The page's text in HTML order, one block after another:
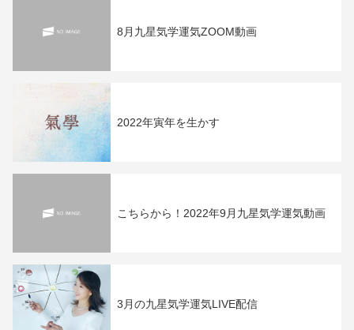
8月九星気学運気ZOOM動画
2022年寅年を生かす
こちらから！2022年9月九星気学運気動画
3月の九星気学運気LIVE配信